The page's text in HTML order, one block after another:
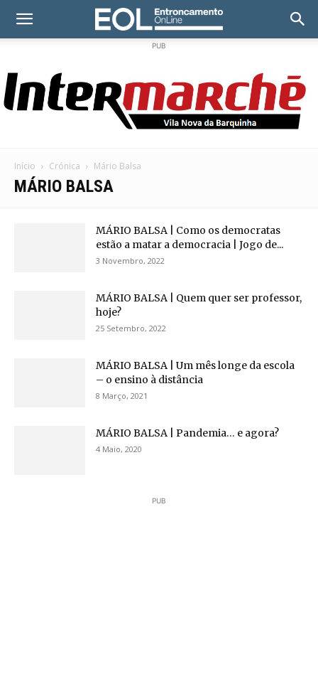
PUB
Início Crónica Mário Balsa
MÁRIO BALSA
MÁRIO BALSA | Como os democratas
estão a matar a democracia | Jogo de...
3 Novembro, 2022
MÁRIO BALSA | Quem quer ser professor,
hoje?
25 Setembro, 2022
MÁRIO BALSA | Um mês longe da escola
– o ensino à distância
8 Março, 2021
MÁRIO BALSA | Pandemia… e agora?
4 Maio, 2020
PUB